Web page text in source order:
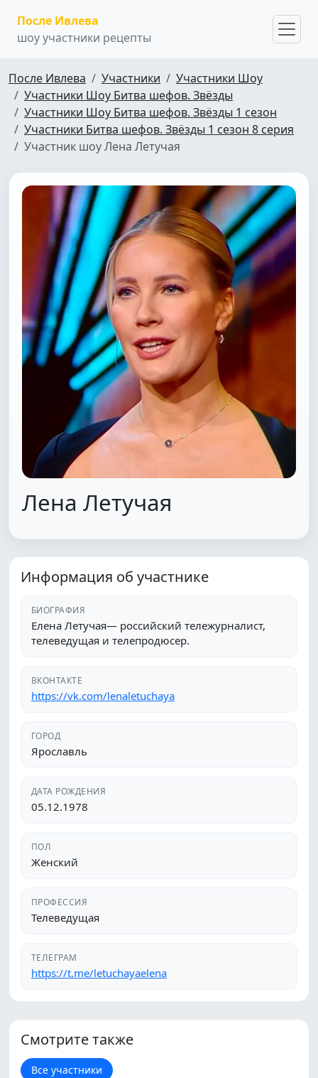
После Ивлева
шоу участники рецепты
После Ивлева Участники
Участники Шоу
Участники Шоу Битва шефов. Звёзды
Участники Шоу Битва шефов. Звёзды 1 сезон
Участники Битва шефов. Звёзды 1 сезон 8 серия
Участник шоу Лена Летучая
Лена Летучая
Информация об участнике
БИОГРАФИЯ
Елена Летучая— российский тележурналист,
телеведущая и телепродюсер.
ВКОНТАКТЕ
https://vk.com/lenaletuchaya
ГОРОД
Ярославль
ДАТА РОЖДЕНИЯ
05.12.1978
ПОЛ
Женский
ПРОФЕССИЯ
Телеведущая
ТЕЛЕГРАМ
https://t.me/letuchayaelena
Смотрите также
Все участники